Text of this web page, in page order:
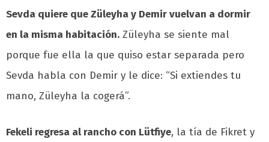
Sevda quiere que Züleyha y Demir vuelvan a dormir
en la misma habitación. Züleyha se siente mal
porque fue ella la que quiso estar separada pero
Sevda habla con Demir y le dice: “Si extiendes tu
mano, Züleyha la cogerá”.
Fekeli regresa al rancho con Lütfiye, la tía de Fikret y